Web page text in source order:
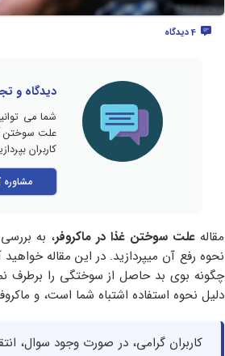
4 دیدگاه
دیدگاه و
شما می
علت سوختن
کاربران
مشاوره
مقالهعلت سوختن غذا در ماکروفر، به
نحوه رفع آن میپردازید. در این مقاله
چگونه بوی بد حاصل از سوختگی را برطرف
دلیل نحوه استفاده اشتباه شما است، و
کاربران گرامی، در صورت وجود سوال،